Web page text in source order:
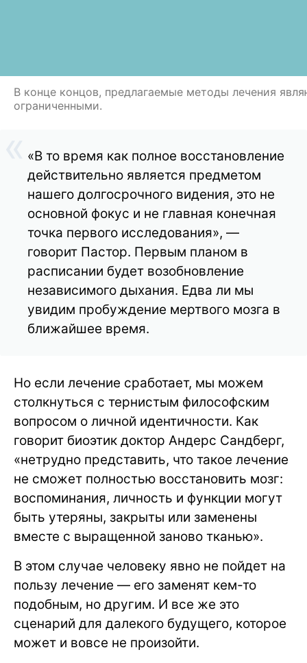
В конце концов, предлагаемые методы лечения
ограниченными.
«В то время как полное восстановление
действительно является предметом
нашего долгосрочного видения, это не
основной фокус и не главная конечная
точка первого исследования», —
говорит Пастор. Первым планом в
расписании будет возобновление
независимого дыхания. Едва ли мы
увидим пробуждение мертвого мозга в
ближайшее время.
Но если лечение сработает, мы можем
столкнуться с тернистым философским
вопросом о личной идентичности. Как
говорит биоэтик доктор Андерс Сандберг,
«нетрудно представить, что такое лечение
не сможет полностью восстановить мозг:
воспоминания, личность и функции могут
быть утеряны, закрыты или заменены
вместе с выращенной заново тканью».
В этом случае человеку явно не пойдет на
пользу лечение — его заменят кем-то
подобным, но другим. И все же это
сценарий для далекого будущего, которое
может и вовсе не произойти.